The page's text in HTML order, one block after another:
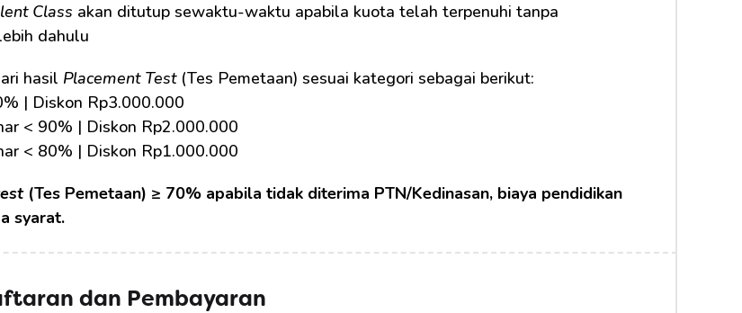
Class akan ditutup sewaktu-waktu apabila kuota telah terpenuhi tanpa
dahulu
hasil Placement Test (Tes Pemetaan) sesuai kategori sebagai berikut:
| Diskon Rp3.000.000
< 90% | Diskon Rp2.000.000
< 80% | Diskon Rp1.000.000
(Tes Pemetaan) ≥ 70% apabila tidak diterima PTN/Kedinasan, biaya pendidikan
syarat.
dan Pembayaran